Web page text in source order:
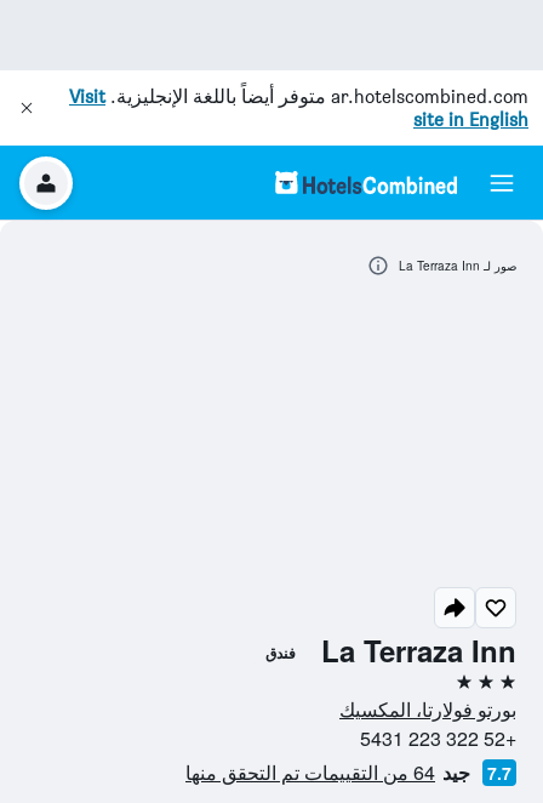
ar.hotelscombined.com متوفر أيضاً باللغة الإنجليزية.Visit
site in English
La Terraza Inn فندق
3 نجوم
بورتو فولارتا، المكسيك
+52 322 223 5431
7.7 جيد 64 من التقييمات تم التحقق منها
صور لـ La Terraza Inn